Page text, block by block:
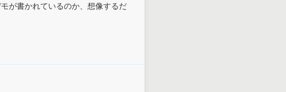
が書かれているのか、想像するだ